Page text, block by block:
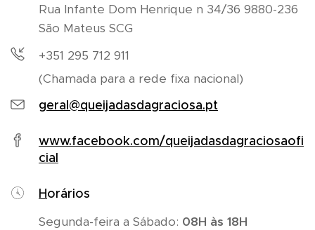
Rua Infante Dom Henrique n 34/36 9880-236
São Mateus SCG
+351 295 712 911
(Chamada para a rede fixa nacional)
geral@queijadasdagraciosa.pt
www.facebook.com/queijadasdagraciosaofi
cial
Horários
Segunda-feira a Sábado: 08H às 18H